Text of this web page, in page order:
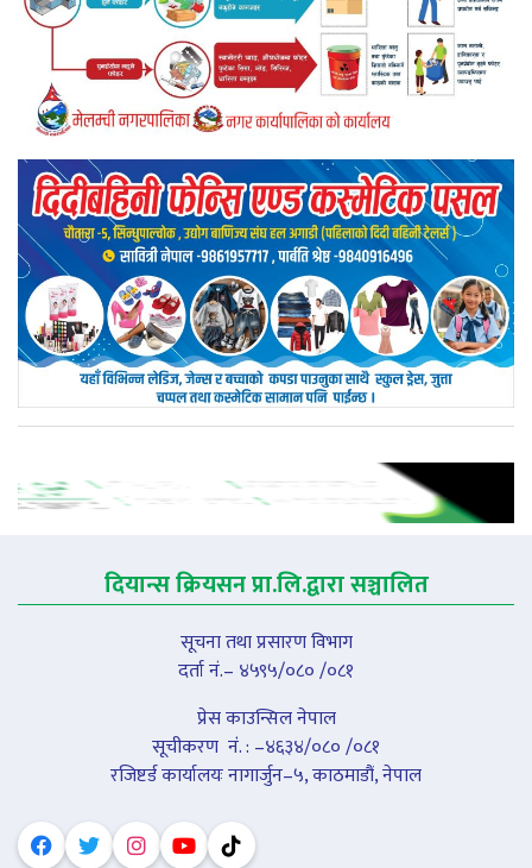
दियान्स क्रियसन प्रा.लि.द्वारा सञ्चालित
सूचना तथा प्रसारण विभाग
दर्ता नं.– ४५९५/०८० /०८१
प्रेस काउन्सिल नेपाल
सूचीकरण नंं. : –४६३४/०८० /०८१
रजिष्टर्ड कार्यालयः नागार्जुन–५, काठमाडौं, नेपाल